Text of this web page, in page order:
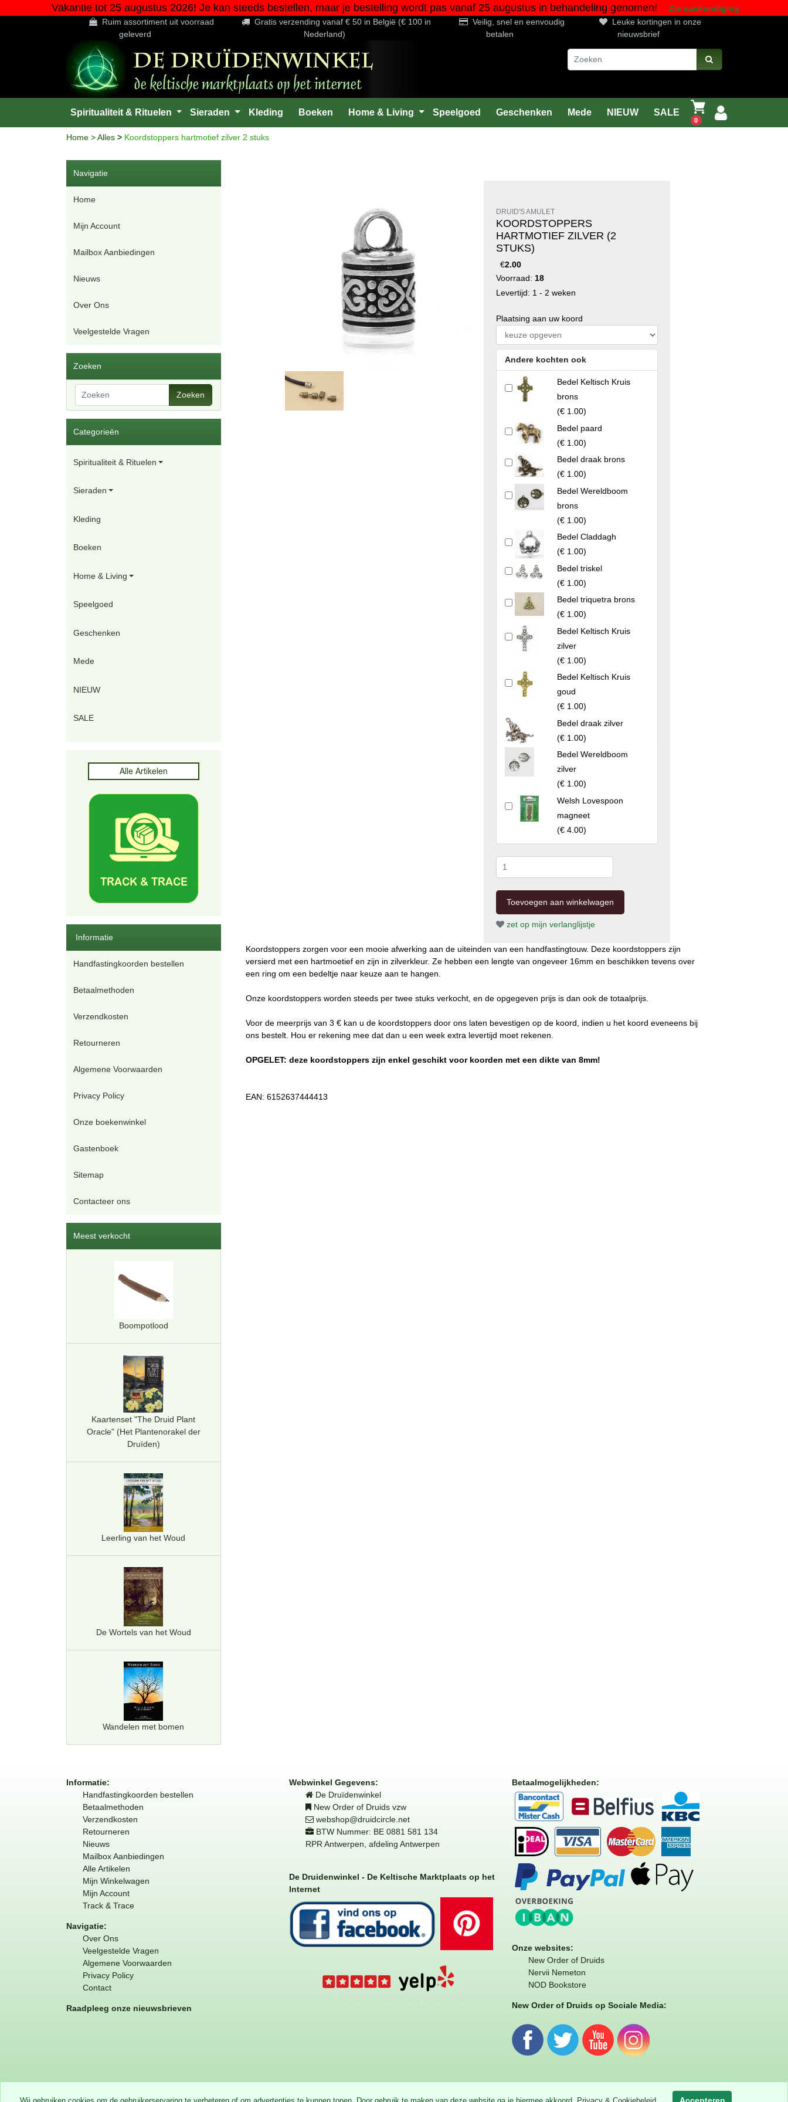
Vakantie tot 25 augustus 2026! Je kan steeds bestellen, maar je bestelling wordt pas vanaf 25 augustus in behandeling genomen!
Zie aankondiging
Ruim assortiment uit voorraad
geleverd
Gratis verzending vanaf € 50 in België (€ 100 in
Nederland)
Veilig, snel en eenvoudig
betalen
Leuke kortingen in onze
nieuwsbrief
Spiritualiteit & Rituelen Sieraden Kleding Boeken Home & Living Speelgoed Geschenken Mede NIEUW SALE
0
Home >Alles > Koordstoppers hartmotief zilver 2 stuks
Navigatie
Home
Mijn Account
Mailbox Aanbiedingen
Nieuws
Over Ons
Veelgestelde Vragen
Zoeken
Zoeken
Categorieën
Spiritualiteit & Rituelen
Sieraden
Kleding
Boeken
Home & Living
Speelgoed
Geschenken
Mede
NIEUW
SALE
Informatie
Handfastingkoorden bestellen
Betaalmethoden
Verzendkosten
Retourneren
Algemene Voorwaarden
Privacy Policy
Onze boekenwinkel
Gastenboek
Sitemap
Contacteer ons
Meest verkocht
Boompotlood
Kaartenset "The Druid Plant
Oracle" (Het Plantenorakel der
Druïden)
Leerling van het Woud
De Wortels van het Woud
Wandelen met bomen
DRUID'S AMULET
KOORDSTOPPERS
HARTMOTIEF ZILVER (2
STUKS)
€2.00
Voorraad: 18
Levertijd: 1 - 2 weken
Plaatsing aan uw koord
Andere kochten ook
Bedel Keltisch Kruis
brons
(€ 1.00)
Bedel paard
(€ 1.00)
Bedel draak brons
(€ 1.00)
Bedel Wereldboom
brons
(€ 1.00)
Bedel Claddagh
(€ 1.00)
Bedel triskel
(€ 1.00)
Bedel triquetra brons
(€ 1.00)
Bedel Keltisch Kruis
zilver
(€ 1.00)
Bedel Keltisch Kruis
goud
(€ 1.00)
Bedel draak zilver
(€ 1.00)
Bedel Wereldboom
zilver
(€ 1.00)
Welsh Lovespoon
magneet
(€ 4.00)
zet op mijn verlanglijstje
Koordstoppers zorgen voor een mooie afwerking aan de uiteinden van een handfastingtouw. Deze koordstoppers zijn
versierd met een hartmoetief en zijn in zilverkleur. Ze hebben een lengte van ongeveer 16mm en beschikken tevens over
een ring om een bedeltje naar keuze aan te hangen.
Onze koordstoppers worden steeds per twee stuks verkocht, en de opgegeven prijs is dan ook de totaalprijs.
Voor de meerprijs van 3 € kan u de koordstoppers door ons laten bevestigen op de koord, indien u het koord eveneens bij
ons bestelt. Hou er rekening mee dat dan u een week extra levertijd moet rekenen.
OPGELET: deze koordstoppers zijn enkel geschikt voor koorden met een dikte van 8mm!
EAN: 6152637444413
Informatie:
Handfastingkoorden bestellen
Betaalmethoden
Verzendkosten
Retourneren
Nieuws
Mailbox Aanbiedingen
Alle Artikelen
Mijn Winkelwagen
Mijn Account
Track & Trace
Navigatie:
Over Ons
Veelgestelde Vragen
Algemene Voorwaarden
Privacy Policy
Contact
Raadpleeg onze nieuwsbrieven
Webwinkel Gegevens:
De Druïdenwinkel
New Order of Druids vzw
webshop@druidcircle.net
BTW Nummer: BE 0881 581 134
RPR Antwerpen, afdeling Antwerpen
De Druidenwinkel - De Keltische Marktplaats op het
Internet
Betaalmogelijkheden:
Onze websites:
New Order of Druids
Nervii Nemeton
NOD Bookstore
New Order of Druids op Sociale Media: